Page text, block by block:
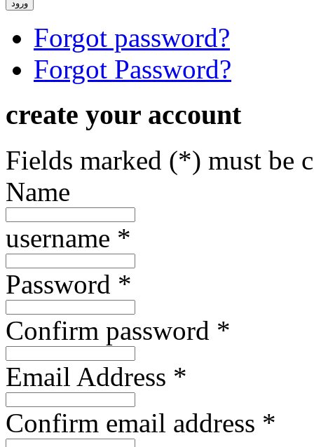
Forgot password?
Forgot Password?
create your account
Fields marked (*) must be
Name
username *
Password *
Confirm password *
Email Address *
Confirm email address *